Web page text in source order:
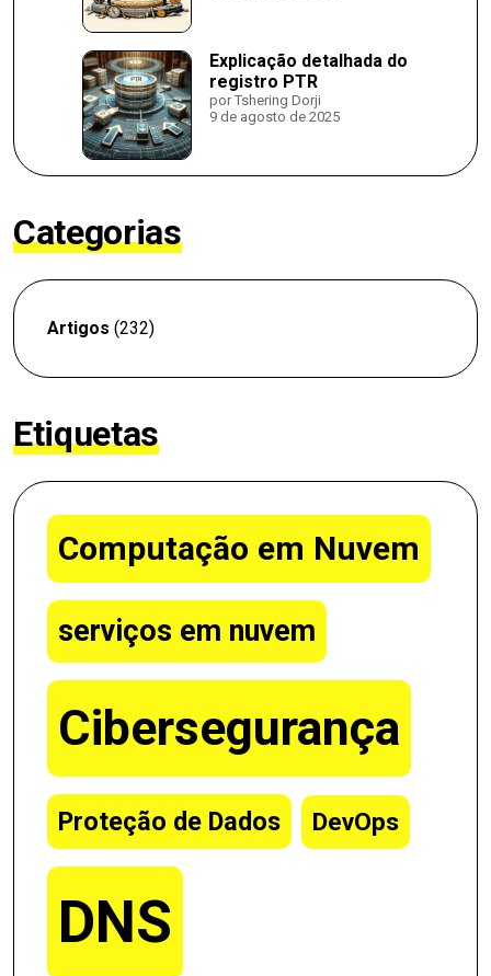
Explicação detalhada do
registro PTR
por Tshering Dorji
9 de agosto de 2025
Categorias
Artigos (232)
Etiquetas
Computação em Nuvem
serviços em nuvem
Cibersegurança
Proteção de Dados DevOps
DNS